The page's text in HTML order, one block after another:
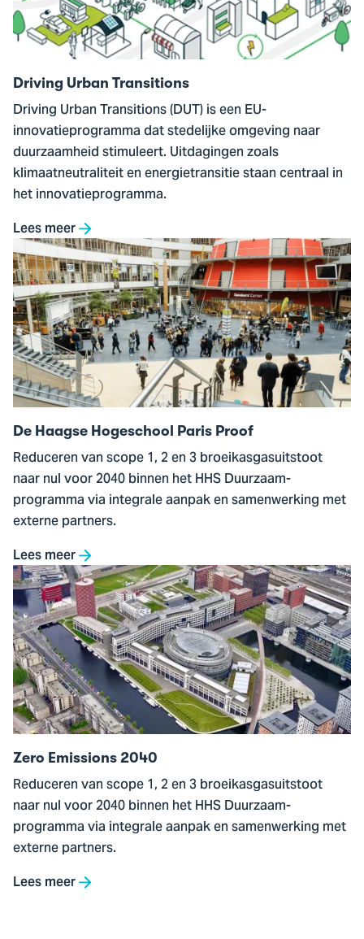
Driving Urban Transitions
Driving Urban Transitions (DUT) is een EU-
innovatieprogramma dat stedelijke omgeving naar
duurzaamheid stimuleert. Uitdagingen zoals
klimaatneutraliteit en energietransitie staan centraal in
het innovatieprogramma.
Lees meer
Ga
naar
De
Haagse
Hogeschool
Paris
Proof
De Haagse Hogeschool Paris Proof
Reduceren van scope 1, 2 en 3 broeikasgasuitstoot
naar nul voor 2040 binnen het HHS Duurzaam-
programma via integrale aanpak en samenwerking met
externe partners.
Lees meer
Ga
naar
Zero
Emissions
2040
Zero Emissions 2040
Reduceren van scope 1, 2 en 3 broeikasgasuitstoot
naar nul voor 2040 binnen het HHS Duurzaam-
programma via integrale aanpak en samenwerking met
externe partners.
Lees meer